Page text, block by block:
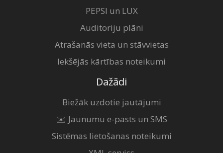
PEPSI un LUX
Auditoriju plāni
Atrašanās vieta un stāvvietas
Iekšējās kārtības noteikumi
Dažādi
Biežāk uzdotie jautājumi
✉️ Jaunumu e-pasts un SMS
Sistēmas lietošanas noteikumi